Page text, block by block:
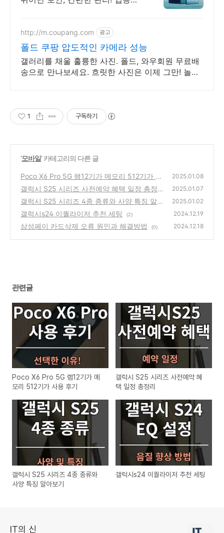
http://m.coupang.com 광고
폴드 쿠팡 압도적인 카메라 성능
갤러리를 채울 훌륭한 사진. 폴드, 와우회원 무료배
송으로 만나보세요. 흐릿한 사진은 이제 그만! 놀라
1 구독하기
'모바일' 카테고리의 다른 글
Poco X6 Pro 5G 램12기가 메모리 512기가 사
용 후기
(0)
2025.01.08
갤럭시 S25 시리즈 사전예약 혜택 일정 총정
리
(0)
2025.01.07
갤럭시 S25 시리즈 4종 종류와 사양 특징 알
아보기
(2)
2025.01.02
갤럭시s24 이퀄라이저 추천 세팅 (2) 2024.12.19
삼성페이 카드삭제 오류 원인과 해결방법 (0) 2024.12.18
관련글
Poco X6 Pro 5G 램12기가 메
모리 512기가 사용 후기
갤럭시 S25 시리즈 사전예약 혜
택 일정 총정리
갤럭시 S25 시리즈 4종 종류와
사양 특징 알아보기
갤럭시s24 이퀄라이저 추천 세팅
IT의 신